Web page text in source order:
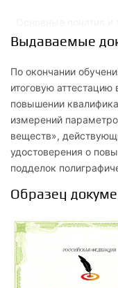
Физические
Шкалы физических
Международная
Выдаваемые
По окончании
итоговую
повышении
измерений
веществ»,
удостоверения о
подделок
Образец